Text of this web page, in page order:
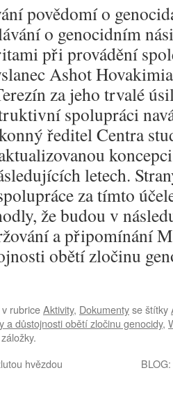
povědomí o
o genocidním
při provádění
Ashot
za jeho trvalé
spolupráci
ředitel Centra
letech.
za tímto
že budou v
a připomínání
obětí zločinu
rubriceAktivity, Dokumentyse štítky
a důstojnosti obětí zločinu genocidy,
hvězdou